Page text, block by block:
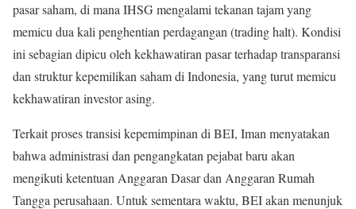
pasar saham, di mana IHSG mengalami tekanan tajam yang
memicu dua kali penghentian perdagangan (trading halt). Kondisi
ini sebagian dipicu oleh kekhawatiran pasar terhadap transparansi
dan struktur kepemilikan saham di Indonesia, yang turut memicu
kekhawatiran investor asing.
Terkait proses transisi kepemimpinan di BEI, Iman menyatakan
bahwa administrasi dan pengangkatan pejabat baru akan
mengikuti ketentuan Anggaran Dasar dan Anggaran Rumah
Tangga perusahaan. Untuk sementara waktu, BEI akan menunjuk